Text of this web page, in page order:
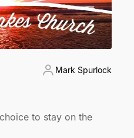
Mark Spurlock
to stay on the